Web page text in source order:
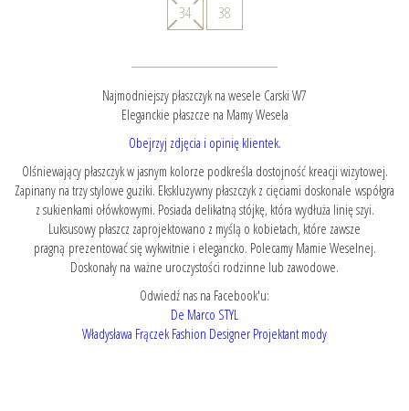
34
38
Najmodniejszy płaszczyk na wesele Carski W7
Eleganckie płaszcze na Mamy Wesela
Obejrzyj zdjęcia i opinię klientek.
Olśniewający płaszczyk w jasnym kolorze podkreśla dostojność kreacji wizytowej.
Zapinany na trzy stylowe guziki. Ekskluzywny płaszczyk z cięciami doskonale współgra
z sukienkami ołówkowymi. Posiada delikatną stójkę, która wydłuża linię szyi.
Luksusowy płaszcz zaprojektowano z myślą o kobietach, które zawsze
pragną prezentować się wykwitnie i elegancko. Polecamy Mamie Weselnej.
Doskonały na ważne uroczystości rodzinne lub zawodowe.
Odwiedź nas na Facebook'u:
De Marco STYL
Władysława Frączek Fashion Designer Projektant mody